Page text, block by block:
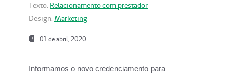
Texto: Relacionamento com prestador
Design: Marketing
01 de abril, 2020
Informamos o novo credenciamento para